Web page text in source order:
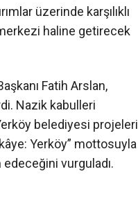
üzerinde karşılıklı
haline getirecek
Fatih Arslan,
Nazik kabulleri
belediyesi projeleri
Yerköy” mottosuyla
edeceğini vurguladı.